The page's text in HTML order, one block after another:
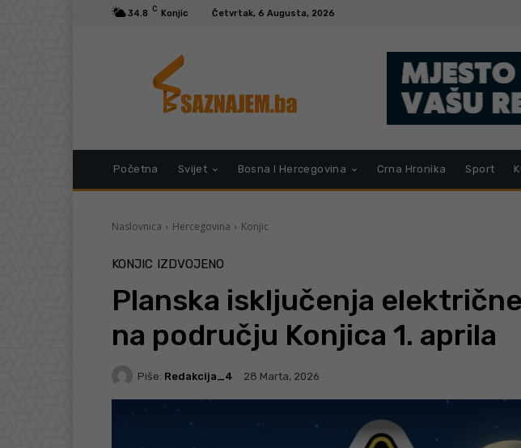
34.8 C Konjic Četvrtak, 6 Augusta, 2026
Početna Svijet Bosna I Hercegovina Crna Hronika Sport
Naslovnica Hercegovina Konjic
KONJIC IZDVOJENO
Planska isključenja
na području Konjica 1. aprila
Piše: Redakcija_4 28 Marta, 2026